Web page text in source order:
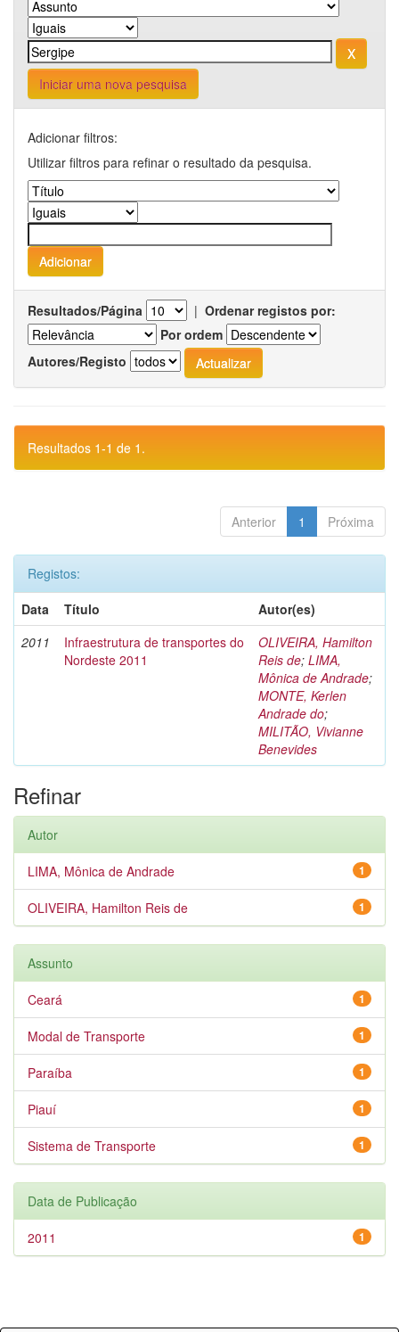
Iniciar uma nova pesquisa
Adicionar filtros:
Utilizar filtros para refinar o resultado da pesquisa.
Resultados/Página | Ordenar registos por:
Por ordem
Autores/Registo
Resultados 1-1 de 1.
Anterior 1 Próxima
Registos:
Data
Título
Autor(es)
2011
Infraestrutura de transportes do
Nordeste 2011
OLIVEIRA, Hamilton
Reis de; LIMA,
Mônica de Andrade;
MONTE, Kerlen
Andrade do;
MILITÃO, Vivianne
Benevides
Refinar
Autor
1
LIMA, Mônica de Andrade
1
OLIVEIRA, Hamilton Reis de
Assunto
1
Ceará
1
Modal de Transporte
1
Paraíba
1
Piauí
1
Sistema de Transporte
Data de Publicação
1
2011